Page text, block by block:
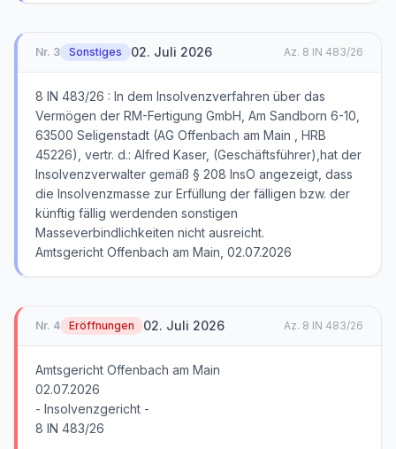
Nr. 3 Sonstiges 02. Juli 2026 Az. 8 IN 483/26
8 IN 483/26 : In dem Insolvenzverfahren über das
Vermögen der RM-Fertigung GmbH, Am Sandborn 6-10,
63500 Seligenstadt (AG Offenbach am Main , HRB
45226), vertr. d.: Alfred Kaser, (Geschäftsführer),hat der
Insolvenzverwalter gemäß § 208 InsO angezeigt, dass
die Insolvenzmasse zur Erfüllung der fälligen bzw. der
künftig fällig werdenden sonstigen
Masseverbindlichkeiten nicht ausreicht.
Amtsgericht Offenbach am Main, 02.07.2026
Nr. 4 Eröffnungen 02. Juli 2026 Az. 8 IN 483/26
Amtsgericht Offenbach am Main
02.07.2026
- Insolvenzgericht -
8 IN 483/26